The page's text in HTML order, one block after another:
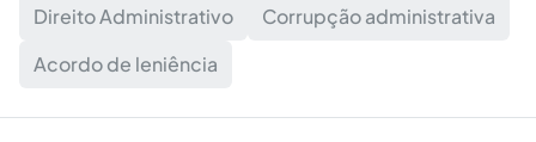
Direito Administrativo
Corrupção administrativa
Acordo de leniência